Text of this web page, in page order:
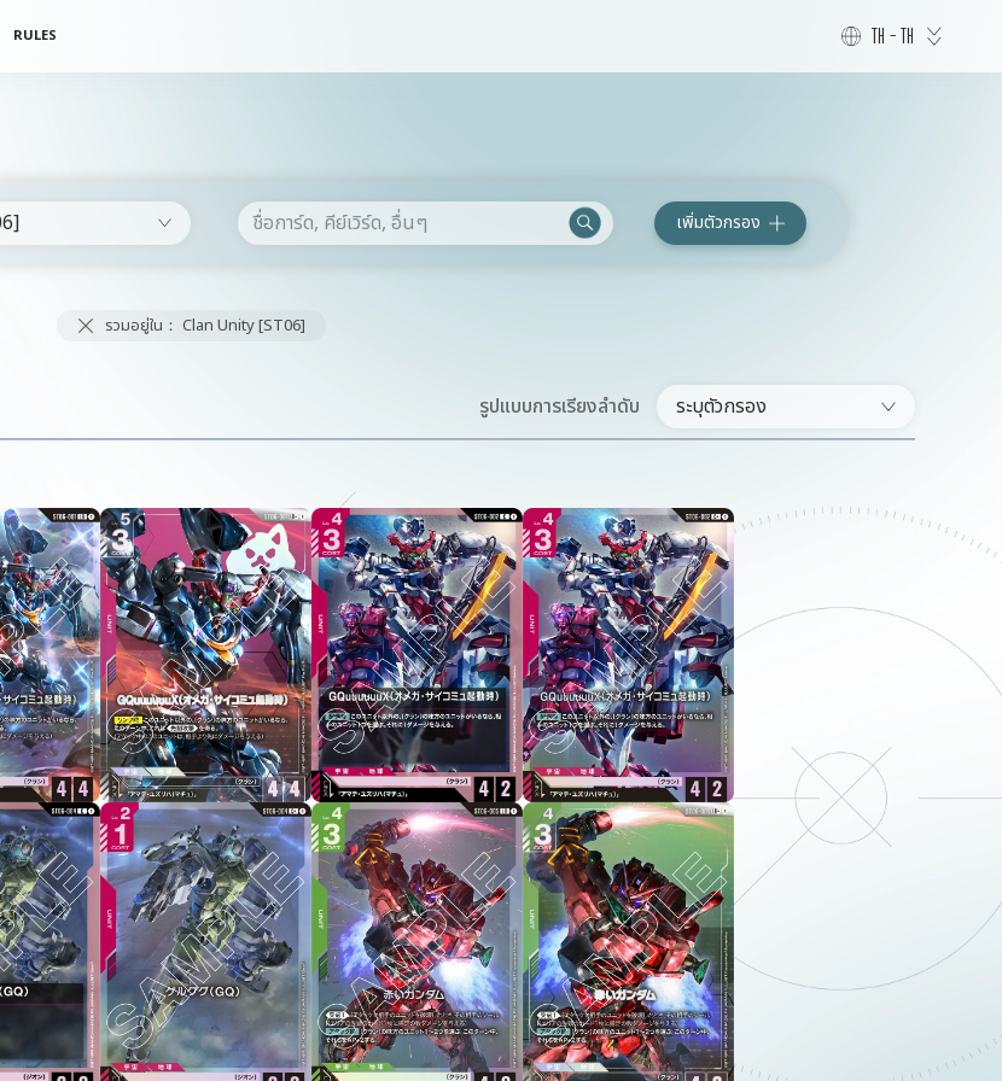
RULES TH - TH
เพิ่มตัวกรอง
รวมอยู่ใน： Clan Unity [ST06]
รูปแบบการเรียงลำดับ ระบุตัวกรอง